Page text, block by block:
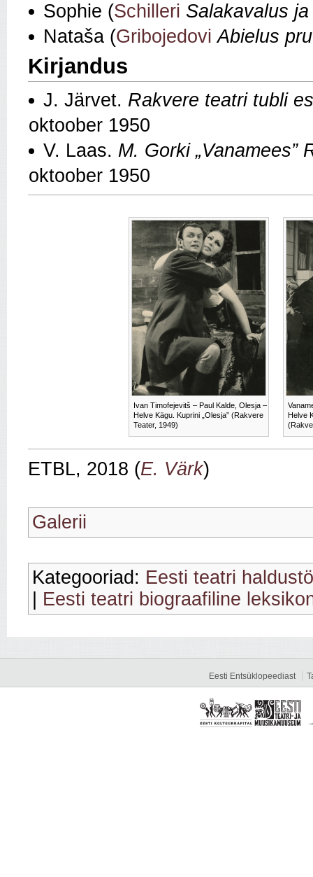
Sophie (Schilleri Salakavalus
Nataša (Gribojedovi Abielus
Kirjandus
J. Järvet. Rakvere teatri tubli
oktoober 1950
V. Laas. M. Gorki „Vanamees”
oktoober 1950
Ivan Timofejevitš – Paul Kalde, Olesja –
Helve Kägu. Kuprini „Olesja” (Rakvere
Teater, 1949)
Helve
ETBL, 2018 (E. Värk)
Galerii
Kategooriad: Eesti teatri
Eesti teatri biograafiline
Eesti Entsüklopeediast